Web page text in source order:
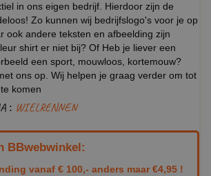
in ons eigen bedrijf. Hierdoor zijn de
Zo kunnen wij bedrijfslogo's voor je op
ook andere teksten en afbeelding zijn
shirt er niet bij? Of Heb je liever een
een sport, mouwloos, kortemouw?
ons op. Wij helpen je graag verder om tot
komen
: WIELRENNEN
BBwebwinkel:
vanaf € 100,- anders maar €4,95 !